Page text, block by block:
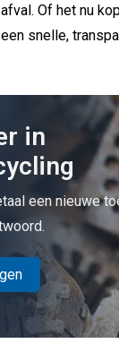
Of het nu
snelle,
in
een nieuwe